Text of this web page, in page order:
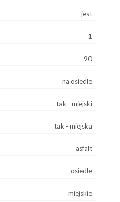
jest
1
90
na osiedle
tak - miejski
tak - miejska
asfalt
osiedle
miejskie